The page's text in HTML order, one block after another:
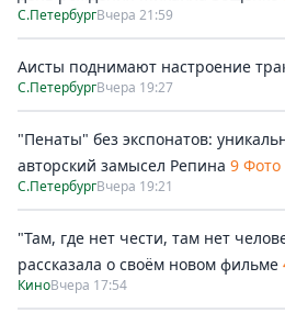
С.ПетербургВчера 21:59
Аисты поднимают настроение
С.ПетербургВчера 19:27
"Пенаты" без экспонатов:
авторский замысел Репина 9 Фото
С.ПетербургВчера 19:21
"Там, где нет чести, там нет
рассказала о своём новом фильме
КиноВчера 17:54